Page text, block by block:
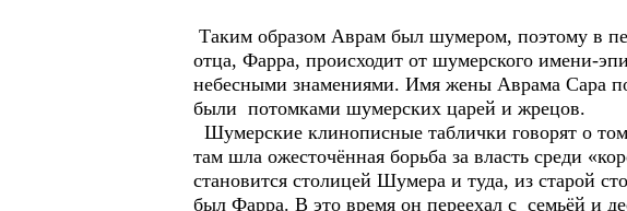
Таким образом Аврам был шумером, поэтому в
отца, Фарра, происходит от шумерского имени-
небесными знамениями. Имя жены Аврама Сара
были потомками шумерских царей и жрецов.
Шумерские клинописные таблички говорят о
там шла ожесточённая борьба за власть среди
становится столицей Шумера и туда, из старой
был Фарра. В это время он переехал с семьёй и